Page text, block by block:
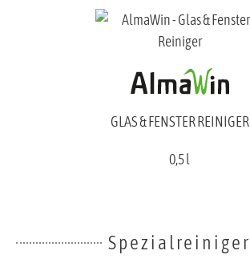
GLAS & FENSTER REINIGER
0,5 l
Spezialreiniger